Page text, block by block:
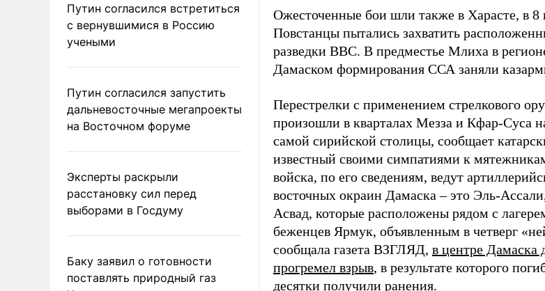
Путин согласился встретиться
с вернувшимися в Россию
учеными
Путин согласился запустить
дальневосточные мегапроекты
на Восточном форуме
Эксперты раскрыли
расстановку сил перед
выборами в Госдуму
Баку заявил о готовности
поставлять природный газ
Ожесточенные бои шли также в Харасте, в 8
Повстанцы пытались захватить
разведки ВВС. В предместье Млиха в
Дамаском формирования ССА заняли
Перестрелки с применением стрелкового
произошли в кварталах Мезза и Кфар-Суса
самой сирийской столицы, сообщает
известный своими симпатиями к
войска, по его сведениям, ведут
восточных окраин Дамаска – это Эль-
Асвад, которые расположены рядом с
беженцев Ярмук, объявленным в четверг
сообщала газета ВЗГЛЯД, в центре Дамаска
прогремел взрыв, в результате которого
десятки получили ранения.